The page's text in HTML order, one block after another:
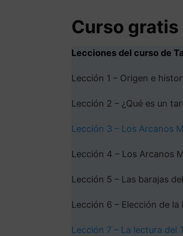
Curso
Lecciones del curso de
Lección 1 – Origen e
Lección 2 – ¿Qué es un
Lección 3 – Los Arcanos
Lección 4 – Los Arcanos
Lección 5 – Las barajas
Lección 6 – Elección de
Lección 7 – La lectura del